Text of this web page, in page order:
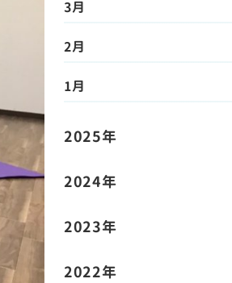
3月
2月
1月
2025年
2024年
2023年
2022年